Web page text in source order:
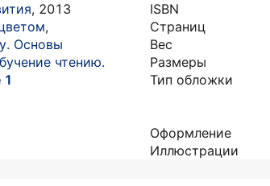
, 2013
,
Основы
чтению.
1
ISBN
Страниц
Вес
Размеры
Тип обложки
Оформление
Иллюстрации